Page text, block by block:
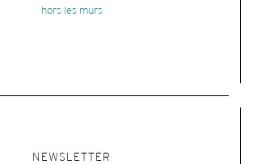
hors les murs
NEWSLETTER